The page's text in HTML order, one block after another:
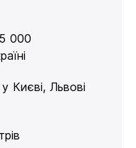
000
Києві, Львові